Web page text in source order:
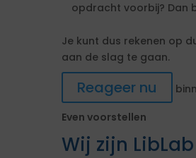
opdracht voorbij? Dan
Je kunt dus rekenen op
aan de slag te gaan.
Reageer nu
Even voorstellen
Wij zijn LibLab